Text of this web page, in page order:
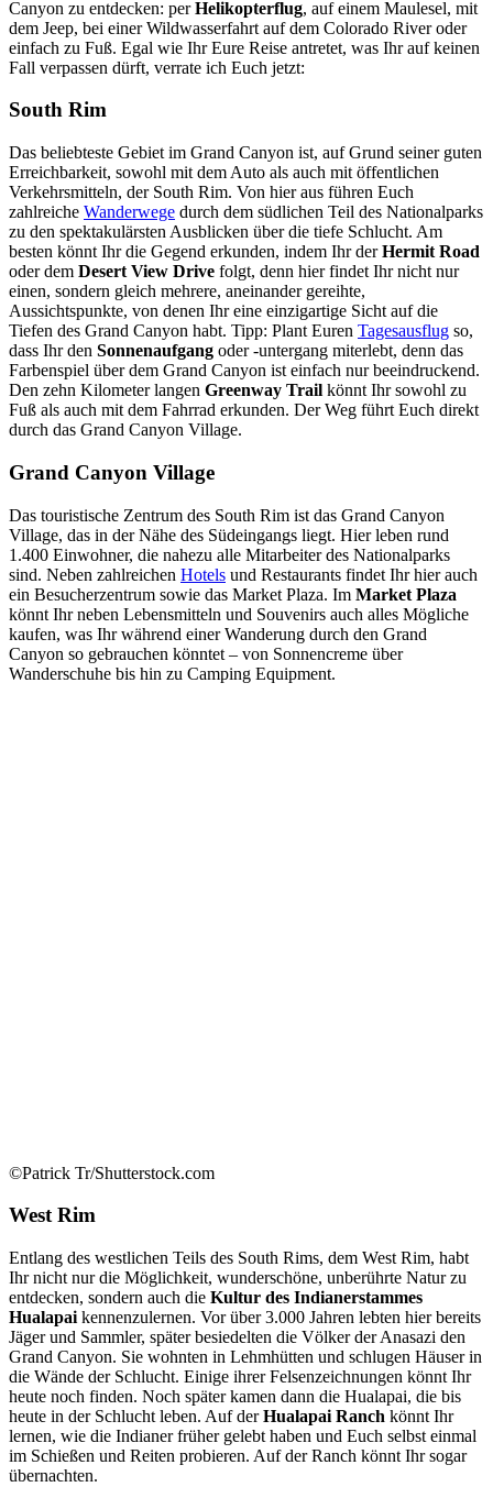
Canyon zu entdecken: perHelikopterflug, auf einem Maulesel, mit
dem Jeep, bei einer Wildwasserfahrt auf dem Colorado River oder
einfach zu Fuß. Egal wie Ihr Eure Reise antretet, was Ihr auf keinen
Fall verpassen dürft, verrate ich Euch jetzt:
South Rim
Das beliebteste Gebiet im Grand Canyon ist, auf Grund seiner guten
Erreichbarkeit, sowohl mit dem Auto als auch mit öffentlichen
Verkehrsmitteln, der South Rim. Von hier aus führen Euch
zahlreiche Wanderwege durch dem südlichen Teil des Nationalparks
zu den spektakulärsten Ausblicken über die tiefe Schlucht. Am
besten könnt Ihr die Gegend erkunden, indem Ihr derHermit Road
oder dem Desert View Drive folgt, denn hier findet Ihr nicht nur
einen, sondern gleich mehrere, aneinander gereihte,
Aussichtspunkte, von denen Ihr eine einzigartige Sicht auf die
Tiefen des Grand Canyon habt. Tipp: Plant Euren Tagesausflug so,
dass Ihr den Sonnenaufgang oder -untergang miterlebt, denn das
Farbenspiel über dem Grand Canyon ist einfach nur beeindruckend.
Den zehn Kilometer langen Greenway Trail könnt Ihr sowohl zu
Fuß als auch mit dem Fahrrad erkunden. Der Weg führt Euch direkt
durch das Grand Canyon Village.
Grand Canyon Village
Das touristische Zentrum des South Rim ist das Grand Canyon
Village, das in der Nähe des Südeingangs liegt. Hier leben rund
1.400 Einwohner, die nahezu alle Mitarbeiter des Nationalparks
sind. Neben zahlreichen Hotels und Restaurants findet Ihr hier auch
ein Besucherzentrum sowie das Market Plaza. Im Market Plaza
könnt Ihr neben Lebensmitteln und Souvenirs auch alles Mögliche
kaufen, was Ihr während einer Wanderung durch den Grand
Canyon so gebrauchen könntet – von Sonnencreme über
Wanderschuhe bis hin zu Camping Equipment.
©Patrick Tr/Shutterstock.com
West Rim
Entlang des westlichen Teils des South Rims, dem West Rim, habt
Ihr nicht nur die Möglichkeit, wunderschöne, unberührte Natur zu
entdecken, sondern auch die Kultur des Indianerstammes
Hualapai kennenzulernen. Vor über 3.000 Jahren lebten hier bereits
Jäger und Sammler, später besiedelten die Völker der Anasazi den
Grand Canyon. Sie wohnten in Lehmhütten und schlugen Häuser in
die Wände der Schlucht. Einige ihrer Felsenzeichnungen könnt Ihr
heute noch finden. Noch später kamen dann die Hualapai, die bis
heute in der Schlucht leben. Auf derHualapai Ranch könnt Ihr
lernen, wie die Indianer früher gelebt haben und Euch selbst einmal
im Schießen und Reiten probieren. Auf der Ranch könnt Ihr sogar
übernachten.